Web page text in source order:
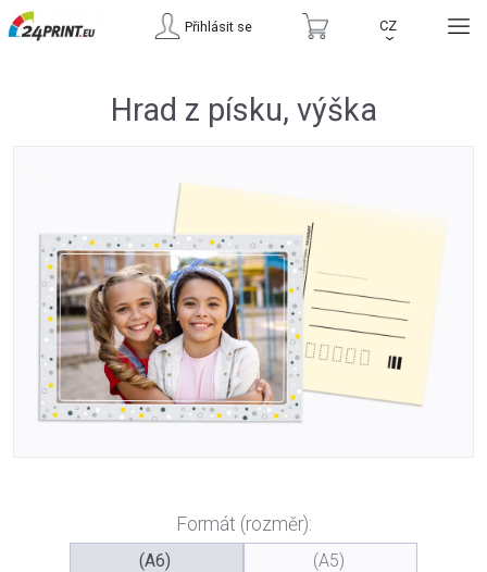
Přihlásit se CZ
›
Hrad z písku, výška
Formát (rozměr):
(A6)
(A5)